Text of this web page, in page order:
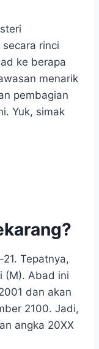
rinci
ke berapa
menarik
pembagian
Yuk, simak
Tepatnya,
(M). Abad ini
dan akan
2100. Jadi,
angka 20XX